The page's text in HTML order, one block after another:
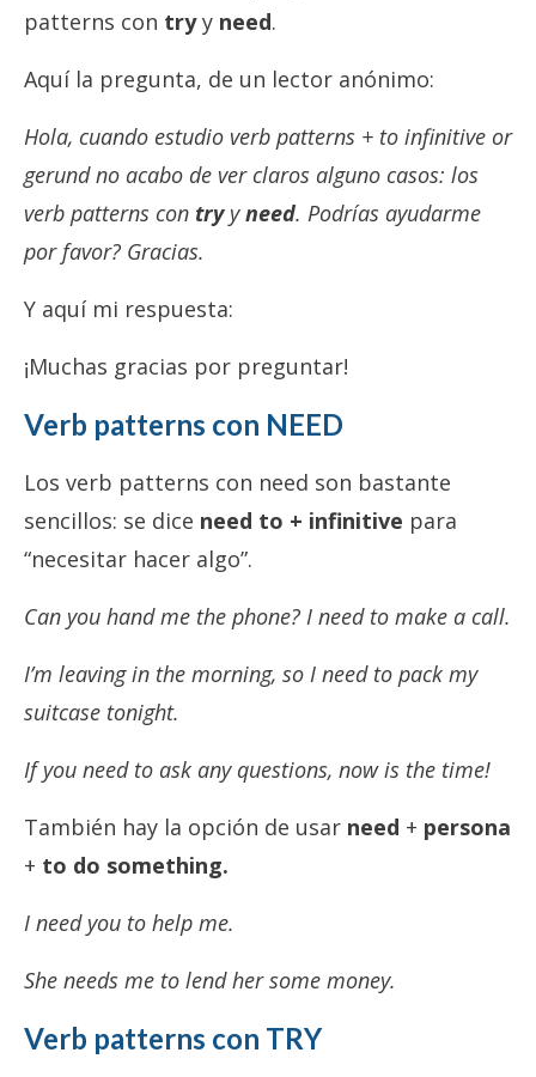
patterns con tryy need.
Aquí la pregunta, de un lector anónimo:
Hola, cuando estudio verb patterns + to infinitive or
gerund no acabo de ver claros alguno casos: los
verb patterns con tryyneed. Podrías ayudarme
por favor? Gracias.
Y aquí mi respuesta:
¡Muchas gracias por preguntar!
Verb patterns con NEED
Los verb patterns con need son bastante
sencillos: se dice need to + infinitive para
“necesitar hacer algo”.
Can you hand me the phone? I need to make a call.
I’m leaving in the morning, so I need to pack my
suitcase tonight.
If you need to ask any questions, now is the time!
También hay la opción de usar need + persona
+ to do something.
I need you to help me.
She needs me to lend her some money.
Verb patterns con TRY